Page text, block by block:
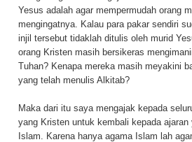
Yesus adalah agar mempermudah orang
mengingatnya. Kalau para pakar sendiri
injil tersebut tidaklah ditulis oleh murid
orang Kristen masih bersikeras
Tuhan? Kenapa mereka masih meyakini
yang telah menulis Alkitab?
Maka dari itu saya mengajak kepada
yang Kristen untuk kembali kepada
Islam. Karena hanya agama Islam lah